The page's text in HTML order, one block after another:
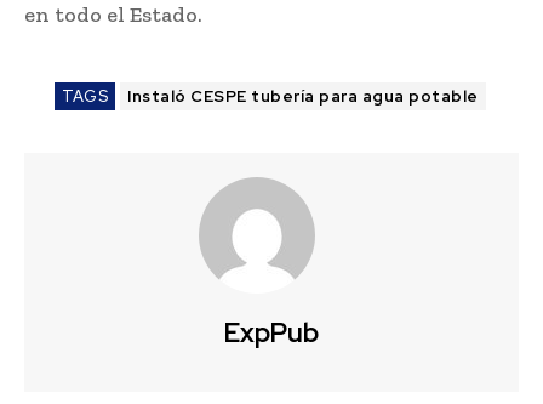
en todo el Estado.
TAGS Instaló CESPE tubería para agua potable
ExpPub